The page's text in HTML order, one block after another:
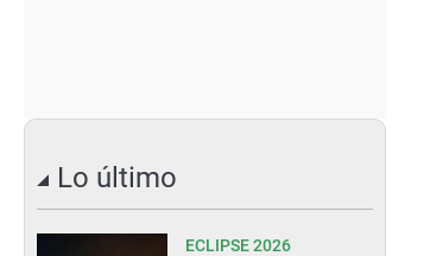
Lo último
ECLIPSE 2026